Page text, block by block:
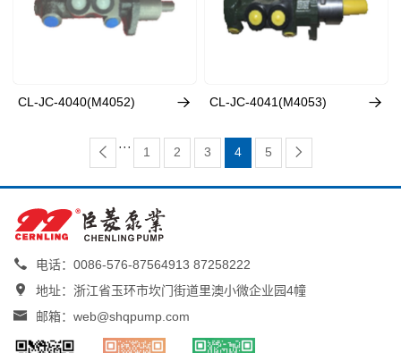
CL-JC-4040(M4052)  CL-JC-4041(M4053) 
 ··· 1 2 3 4 5 

电话：0086-576-87564913 87258222

地址：浙江省玉环市坎门街道里澳小微企业园4幢

邮箱：web@shqpump.com